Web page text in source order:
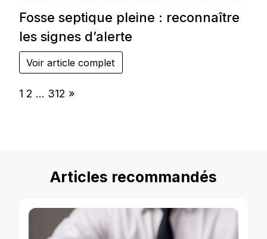
Fosse septique pleine : reconnaître
les signes d’alerte
Voir article complet
Page:
1 2 … 312 Next
»
Articles recommandés